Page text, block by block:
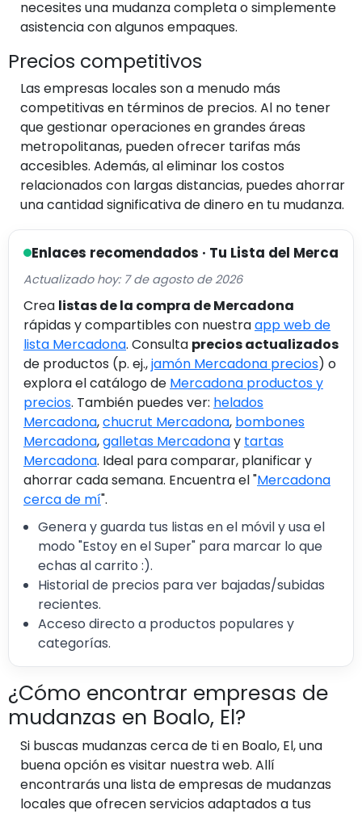
necesites una mudanza completa o simplemente
asistencia con algunos empaques.
Precios competitivos
Las empresas locales son a menudo más
competitivas en términos de precios. Al no tener
que gestionar operaciones en grandes áreas
metropolitanas, pueden ofrecer tarifas más
accesibles. Además, al eliminar los costos
relacionados con largas distancias, puedes ahorrar
una cantidad significativa de dinero en tu mudanza.
Enlaces recomendados · Tu Lista del Merca
Actualizado hoy: 7 de agosto de 2026
Crea listas de la compra de Mercadona
rápidas y compartibles con nuestraapp web de
lista Mercadona. Consulta precios actualizados
de productos (p. ej.,jamón Mercadona precios) o
explora el catálogo de Mercadona productos y
precios. También puedes ver: helados
Mercadona,chucrut Mercadona, bombones
Mercadona,galletas Mercadonay tartas
Mercadona. Ideal para comparar, planificar y
ahorrar cada semana. Encuentra el "Mercadona
cerca de mí".
Genera y guarda tus listas en el móvil y usa el
modo "Estoy en el Super" para marcar lo que
echas al carrito :).
Historial de precios para ver bajadas/subidas
recientes.
Acceso directo a productos populares y
categorías.
¿Cómo encontrar empresas de
mudanzas en Boalo, El?
Si buscas mudanzas cerca de ti en Boalo, El, una
buena opción es visitar nuestra web. Allí
encontrarás una lista de empresas de mudanzas
locales que ofrecen servicios adaptados a tus